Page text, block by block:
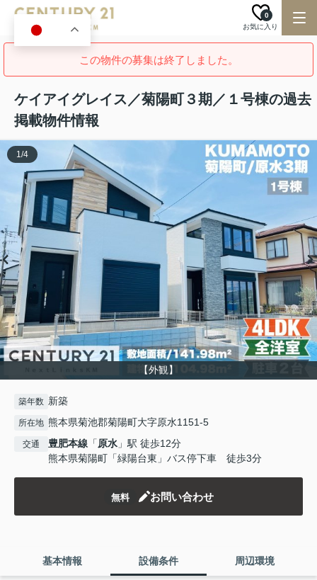
お気に入り
0
この物件の募集は終了しました。
ケイアイグレイス／菊陽町３期／１号棟の過去
掲載物件情報
【外観】
1/4
築年数 新築
所在地 熊本県菊池郡菊陽町大字原水1151-5
交通 豊肥本線 「原水 」駅 徒歩12分
熊本県菊陽町「緑陽台東」バス停下車 徒歩3分
無料 お問い合わせ
基本情報 設備条件 周辺環境